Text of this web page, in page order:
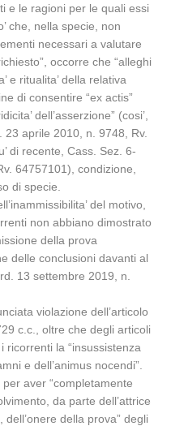
e le ragioni per le quali essi
che, nella specie, non
necessari a valutare
occorre che “alleghi
e ritualita’ della relativa
di consentire “ex actis”
dell’asserzione” (cosi’,
aprile 2010, n. 9748, Rv.
di recente, Cass. Sez. 6-
64757101), condizione,
di specie.
del motivo,
non abbiano dimostrato
della prova
delle conclusioni davanti al
13 settembre 2019, n.
violazione dell’articolo
c.c., oltre che degli articoli
ricorrenti la “insussistenza
e dell’animus nocendi”.
aver “completamente
da parte dell’attrice
della prova” degli